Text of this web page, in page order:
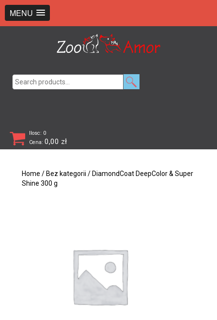
MENU
Ilosc: 0
Cena: 0,00 zł
Home / Bez kategorii / DiamondCoat DeepColor & Super
Shine 300 g